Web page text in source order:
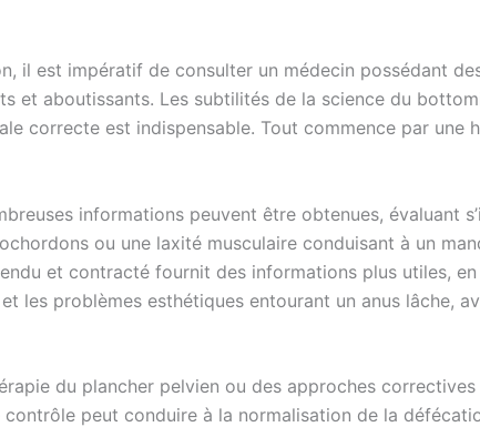
il est impératif de consulter un médecin possédant
et aboutissants. Les subtilités de la science du
correcte est indispensable. Tout commence par une
informations peuvent être obtenues, évaluant
ou une laxité musculaire conduisant à un
et contracté fournit des informations plus utiles,
les problèmes esthétiques entourant un anus lâche,
du plancher pelvien ou des approches
peut conduire à la normalisation de la